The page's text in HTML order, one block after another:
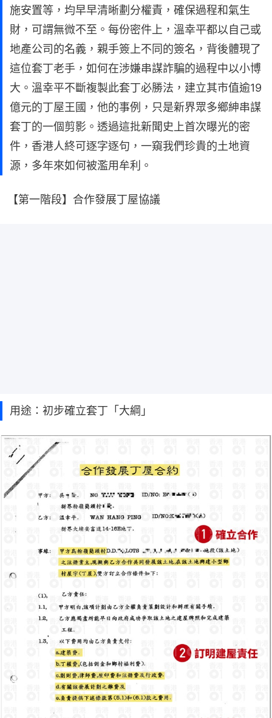
施安置等，均早早清晰劃分權責，確保過程和氣生
財，可謂無微不至。每份密件上，溫幸平都以自己或
地產公司的名義，親手簽上不同的簽名，背後體現了
這位套丁老手，如何在涉嫌串謀詐騙的過程中以小博
大。溫幸平不斷複製此套丁必勝法，建立其市值逾19
億元的丁屋王國，他的事例，只是新界眾多鄉紳串謀
套丁的一個剪影。透過這批新聞史上首次曝光的密
件，香港人終可逐字逐句，一窺我們珍貴的土地資
源，多年來如何被濫用牟利。
【第一階段】合作發展丁屋協議
用途：初步確立套丁「大綱」